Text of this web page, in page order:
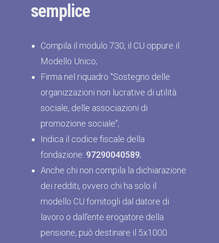
semplice
Compila il modulo 730, il CU oppure il
Modello Unico;
Firma nel riquadro "Sostegno delle
organizzazioni non lucrative di utilità
sociale, delle associazioni di
promozione sociale";
Indica il codice fiscale della
fondazione: 97290040589;
Anche chi non compila la dichiarazione
dei redditi, ovvero chi ha solo il
modello CU fornitogli dal datore di
lavoro o dall'ente erogatore della
pensione, può destinare il 5x1000.